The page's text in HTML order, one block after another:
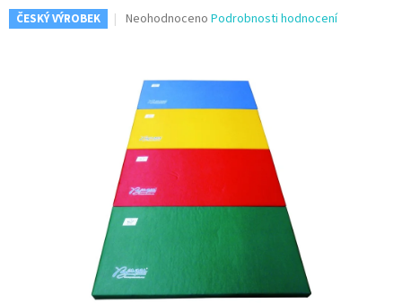
ČESKÝ VÝROBEK
Průměrné
hvězdiček.
Neohodnoceno Podrobnosti hodnocení